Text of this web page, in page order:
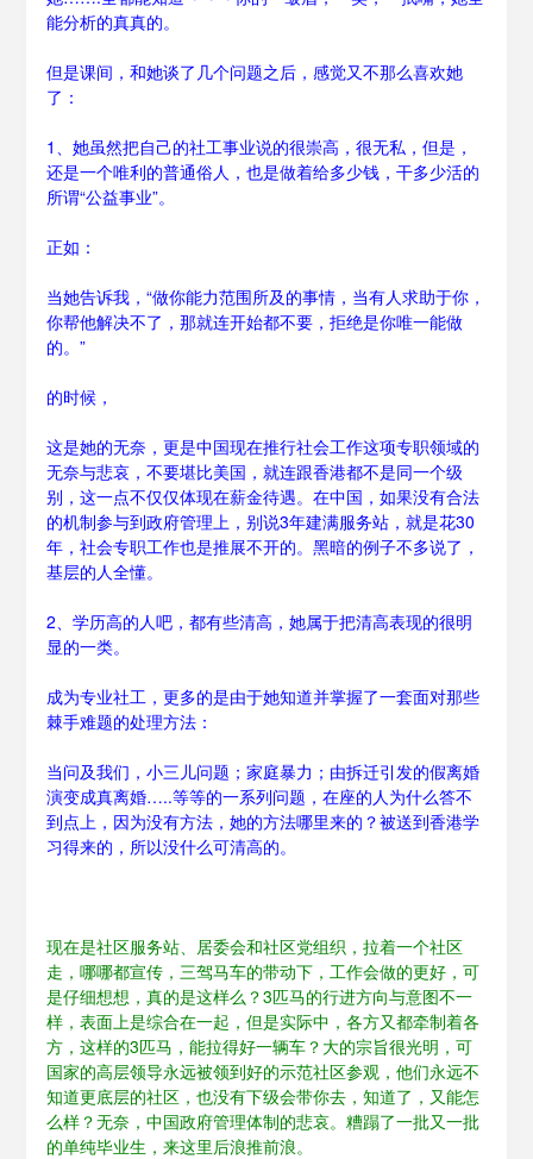
能分析的真真的。
但是课间，和她谈了几个问题之后，感觉又不那么喜欢她
了：
1、她虽然把自己的社工事业说的很崇高，很无私，但是，
还是一个唯利的普通俗人，也是做着给多少钱，干多少活的
所谓“公益事业”。
正如：
当她告诉我，“做你能力范围所及的事情，当有人求助于你，
你帮他解决不了，那就连开始都不要，拒绝是你唯一能做
的。”
的时候，
这是她的无奈，更是中国现在推行社会工作这项专职领域的
无奈与悲哀，不要堪比美国，就连跟香港都不是同一个级
别，这一点不仅仅体现在薪金待遇。在中国，如果没有合法
的机制参与到政府管理上，别说3年建满服务站，就是花30
年，社会专职工作也是推展不开的。黑暗的例子不多说了，
基层的人全懂。
2、学历高的人吧，都有些清高，她属于把清高表现的很明
显的一类。
成为专业社工，更多的是由于她知道并掌握了一套面对那些
棘手难题的处理方法：
当问及我们，小三儿问题；家庭暴力；由拆迁引发的假离婚
演变成真离婚…..等等的一系列问题，在座的人为什么答不
到点上，因为没有方法，她的方法哪里来的？被送到香港学
习得来的，所以没什么可清高的。
现在是社区服务站、居委会和社区党组织，拉着一个社区
走，哪哪都宣传，三驾马车的带动下，工作会做的更好，可
是仔细想想，真的是这样么？3匹马的行进方向与意图不一
样，表面上是综合在一起，但是实际中，各方又都牵制着各
方，这样的3匹马，能拉得好一辆车？大的宗旨很光明，可
国家的高层领导永远被领到好的示范社区参观，他们永远不
知道更底层的社区，也没有下级会带你去，知道了，又能怎
么样？无奈，中国政府管理体制的悲哀。糟蹋了一批又一批
的单纯毕业生，来这里后浪推前浪。